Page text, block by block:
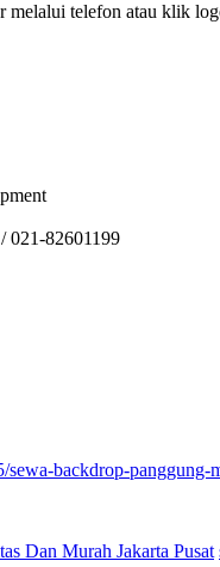
melalui telefon atau klik
021-82601199
sewa-backdrop-panggung-
Dan Murah Jakarta Pusat